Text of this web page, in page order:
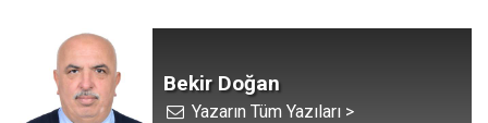
Bekir Doğan
Yazarın Tüm Yazıları >